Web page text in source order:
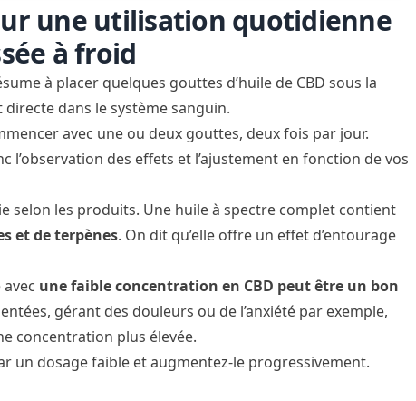
une utilisation quotidienne
à froid
à placer quelques gouttes d’huile de CBD sous la
dans le système sanguin.
avec une ou deux gouttes, deux fois par jour.
l’observation des effets et l’ajustement en fonction de vos
selon les produits. Une huile à spectre complet contient
et de terpènes. On dit qu’elle offre un effet d’entourage
une faible concentration en CBD peut être un bon
gérant des douleurs ou de l’anxiété par exemple,
concentration plus élevée.
un dosage faible et augmentez-le progressivement.